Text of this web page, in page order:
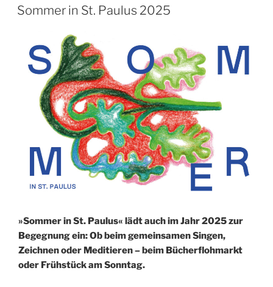
little
AM
Sommer in St. Paulus 2025
»Sommer in St. Paulus« lädt auch im Jahr 2025 zur
Begegnung ein: Ob beim gemeinsamen Singen,
Zeichnen oder Meditieren – beim Bücherflohmarkt
oder Frühstück am Sonntag.